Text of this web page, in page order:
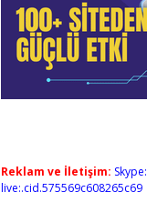
Reklam ve İletişim: Skype:
live:.cid.575569c608265c69